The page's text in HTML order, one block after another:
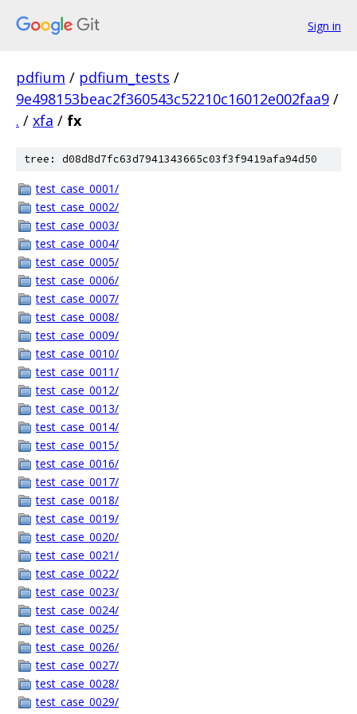
Sign in
pdfium / pdfium_tests /
9e498153beac2f360543c52210c16012e002faa9 /
. / xfa / fx
tree: d08d8d7fc63d7941343665c03f3f9419afa94d50
test_case_0001/
test_case_0002/
test_case_0003/
test_case_0004/
test_case_0005/
test_case_0006/
test_case_0007/
test_case_0008/
test_case_0009/
test_case_0010/
test_case_0011/
test_case_0012/
test_case_0013/
test_case_0014/
test_case_0015/
test_case_0016/
test_case_0017/
test_case_0018/
test_case_0019/
test_case_0020/
test_case_0021/
test_case_0022/
test_case_0023/
test_case_0024/
test_case_0025/
test_case_0026/
test_case_0027/
test_case_0028/
test_case_0029/